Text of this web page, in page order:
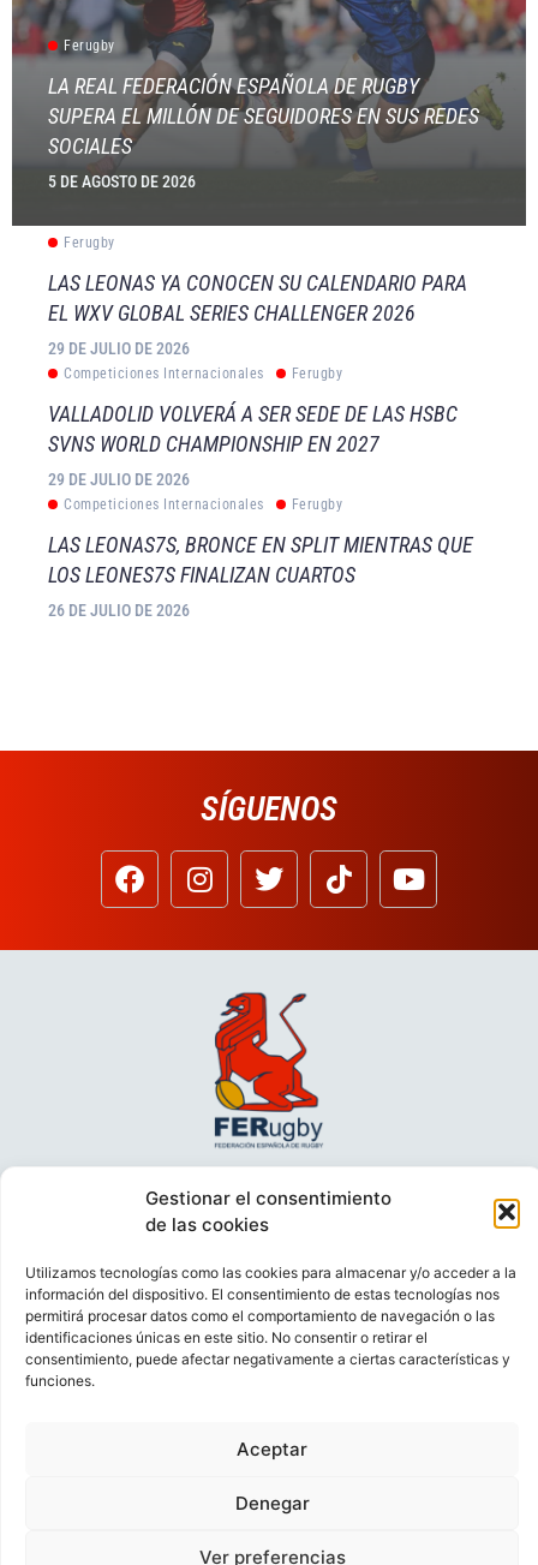
Gestionar el consentimiento
de las cookies
Utilizamos tecnologías como las cookies para almacenar y/o acceder a la
información del dispositivo. El consentimiento de estas tecnologías nos
permitirá procesar datos como el comportamiento de navegación o las
identificaciones únicas en este sitio. No consentir o retirar el
consentimiento, puede afectar negativamente a ciertas características y
funciones.
Aceptar
Denegar
Ver preferencias
Ferugby
LA REAL FEDERACIÓN ESPAÑOLA DE RUGBY
SUPERA EL MILLÓN DE SEGUIDORES EN SUS REDES
SOCIALES
5 DE AGOSTO DE 2026
Ferugby
LAS LEONAS YA CONOCEN SU CALENDARIO PARA
EL WXV GLOBAL SERIES CHALLENGER 2026
29 DE JULIO DE 2026
Competiciones Internacionales Ferugby
VALLADOLID VOLVERÁ A SER SEDE DE LAS HSBC
SVNS WORLD CHAMPIONSHIP EN 2027
29 DE JULIO DE 2026
Competiciones Internacionales Ferugby
LAS LEONAS7S, BRONCE EN SPLIT MIENTRAS QUE
LOS LEONES7S FINALIZAN CUARTOS
26 DE JULIO DE 2026
SÍGUENOS
VIDEOCONFERENCIASPOLÍTICA DE PRIVACIDAD
© FEDERACIÓN ESPAÑOLA DE RUGBY 2023.
DESARROLLADO POR